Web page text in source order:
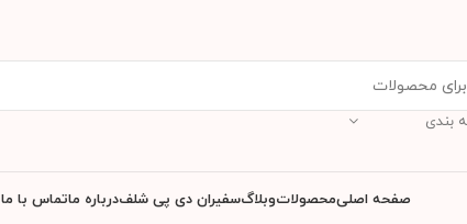
بندی
صفحه اصلیمحصولاتوبلاگسفیران دی پی شلفدرباره ماتماس با ما